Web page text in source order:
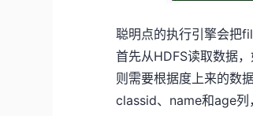
聪明点的执行引擎会把
首先从HDFS读取数据
则需要根据度上来的数
classid、name和age